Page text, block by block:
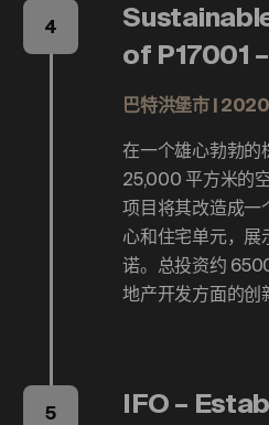
of P17001
巴特洪堡市 |
在一个雄心勃勃的
25,000 平方米的
项目将其改造成一
心和住宅单元，展
诺。总投资约
地产开发方面的创
4
IFO –
5